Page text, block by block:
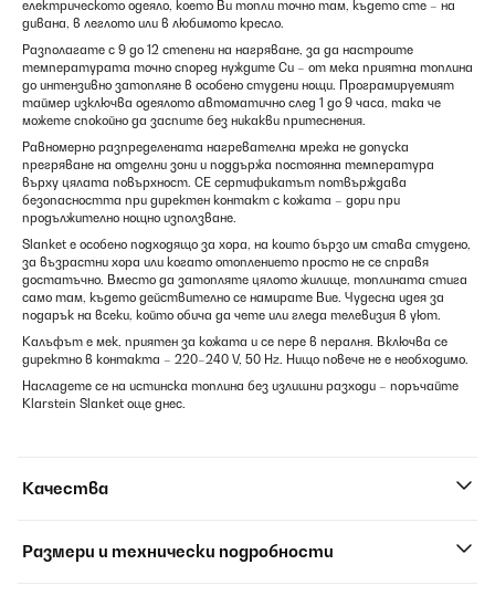
електрическото одеяло, което Ви топли точно там, където сте – на
дивана, в леглото или в любимото кресло.
Разполагате с 9 до 12 степени на нагряване, за да настроите
температурата точно според нуждите Си – от мека приятна топлина
до интензивно затопляне в особено студени нощи. Програмируемият
таймер изключва одеялото автоматично след 1 до 9 часа, така че
можете спокойно да заспите без никакви притеснения.
Равномерно разпределената нагревателна мрежа не допуска
прегряване на отделни зони и поддържа постоянна температура
върху цялата повърхност. CE сертификатът потвърждава
безопасността при директен контакт с кожата – дори при
продължително нощно използване.
Slanket е особено подходящо за хора, на които бързо им става студено,
за възрастни хора или когато отоплението просто не се справя
достатъчно. Вместо да затопляте цялото жилище, топлината стига
само там, където действително се намирате Вие. Чудесна идея за
подарък на всеки, който обича да чете или гледа телевизия в уют.
Калъфът е мек, приятен за кожата и се пере в пералня. Включва се
директно в контакта – 220–240 V, 50 Hz. Нищо повече не е необходимо.
Насладете се на истинска топлина без излишни разходи – поръчайте
Klarstein Slanket още днес.
Качества
Размери и технически подробности